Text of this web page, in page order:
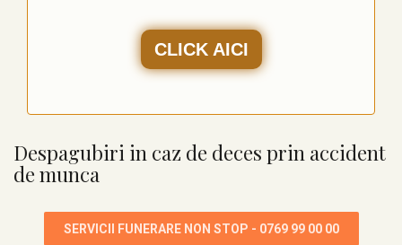
CLICK AICI
Despagubiri in caz de deces prin accident
de munca
SERVICII FUNERARE NON STOP - 0769 99 00 00